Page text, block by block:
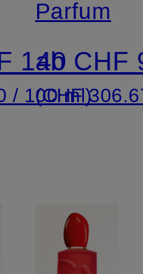
140
/ 100 ml)
Parfum
ab CHF
(CHF